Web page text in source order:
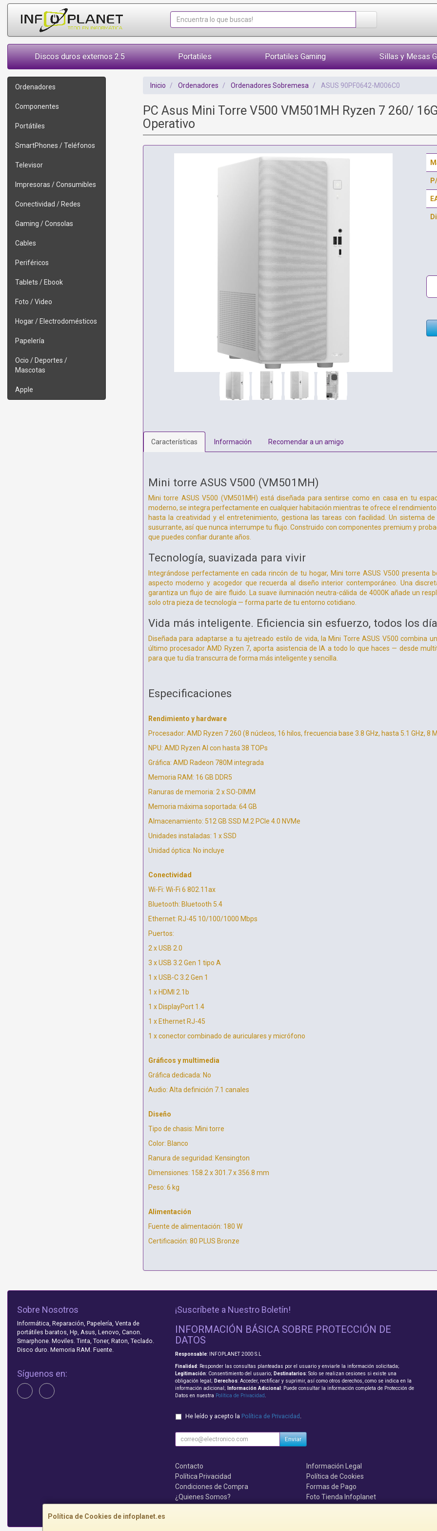
Discos duros externos 2.5 Portatiles Portatiles Gaming Sillas y Mesas
Ordenadores
Componentes
Portátiles
SmartPhones / Teléfonos
Televisor
Impresoras / Consumibles
Conectividad / Redes
Gaming / Consolas
Cables
Periféricos
Tablets / Ebook
Foto / Video
Hogar / Electrodomésticos
Papelería
Ocio / Deportes /
Mascotas
Apple
Inicio Ordenadores Ordenadores Sobremesa ASUS 90PF0642-M006C0
PC Asus Mini Torre V500 VM501MH Ryzen 7 260/
Operativo
Características Información Recomendar a un amigo
Mini torre ASUS V500 (VM501MH)
Mini torre ASUS V500 (VM501MH) está diseñada para sentirse como en casa en tu
moderno, se integra perfectamente en cualquier habitación mientras te ofrece el
hasta la creatividad y el entretenimiento, gestiona las tareas con facilidad. Un sistema
susurrante, así que nunca interrumpe tu flujo. Construido con componentes premium y
que puedes confiar durante años.
Tecnología, suavizada para vivir
Integrándose perfectamente en cada rincón de tu hogar, Mini torre ASUS V500 presenta
aspecto moderno y acogedor que recuerda al diseño interior contemporáneo. Una
garantiza un flujo de aire fluido. La suave iluminación neutra-cálida de 4000K añade un
solo otra pieza de tecnología — forma parte de tu entorno cotidiano.
Vida más inteligente. Eficiencia sin esfuerzo, todos los
Diseñada para adaptarse a tu ajetreado estilo de vida, la Mini Torre ASUS V500 combina
último procesador AMD Ryzen 7, aporta asistencia de IA a todo lo que haces — desde
para que tu día transcurra de forma más inteligente y sencilla.
Especificaciones
Rendimiento y hardware
Procesador: AMD Ryzen 7 260 (8 núcleos, 16 hilos, frecuencia base 3.8 GHz, hasta 5.1 GHz, 8
NPU: AMD Ryzen AI con hasta 38 TOPs
Gráfica: AMD Radeon 780M integrada
Memoria RAM: 16 GB DDR5
Ranuras de memoria: 2 x SO-DIMM
Memoria máxima soportada: 64 GB
Almacenamiento: 512 GB SSD M.2 PCIe 4.0 NVMe
Unidades instaladas: 1 x SSD
Unidad óptica: No incluye
Conectividad
Wi-Fi: Wi-Fi 6 802.11ax
Bluetooth: Bluetooth 5.4
Ethernet: RJ-45 10/100/1000 Mbps
Puertos:
2 x USB 2.0
3 x USB 3.2 Gen 1 tipo A
1 x USB-C 3.2 Gen 1
1 x HDMI 2.1b
1 x DisplayPort 1.4
1 x Ethernet RJ-45
1 x conector combinado de auriculares y micrófono
Gráficos y multimedia
Gráfica dedicada: No
Audio: Alta definición 7.1 canales
Diseño
Tipo de chasis: Mini torre
Color: Blanco
Ranura de seguridad: Kensington
Dimensiones: 158.2 x 301.7 x 356.8 mm
Peso: 6 kg
Alimentación
Fuente de alimentación: 180 W
Certificación: 80 PLUS Bronze
Política de Cookies de infoplanet.es
Sobre Nosotros
Informática, Reparación, Papelería, Venta de
portátiles baratos, Hp, Asus, Lenovo, Canon.
Smarphone. Moviles. Tinta, Toner, Raton, Teclado.
Disco duro. Memoria RAM. Fuente.
Síguenos en:
¡Suscríbete a Nuestro Boletín!
INFORMACIÓN BÁSICA SOBRE PROTECCIÓN DE
DATOS
Responsable: INFOPLANET 2000 S.L
Finalidad: Responder las consultas planteadas por el usuario y enviarle la información solicitada;
Legitimación: Consentimiento del usuario; Destinatarios: Solo se realizan cesiones si existe una
obligación legal; Derechos: Acceder, rectificar y suprimir, así como otros derechos, como se indica en la
información adicional;
Información Adicional : Puede consultar la información completa de Protección de
Datos en nuestra Política de Privacidad.
He leído y acepto la Política de Privacidad .
Enviar
Contacto
Información Legal
Política Privacidad
Política de Cookies
Condiciones de Compra
Formas de Pago
¿Quienes Somos?
Foto Tienda Infoplanet